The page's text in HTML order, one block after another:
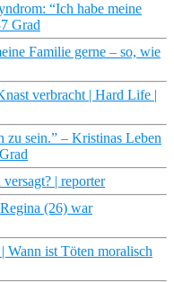
“Ich habe meine
Grad
Familie gerne – so, wie
verbracht | Hard Life |
zu sein.” – Kristinas Leben
| reporter
(26) war
Wann ist Töten moralisch